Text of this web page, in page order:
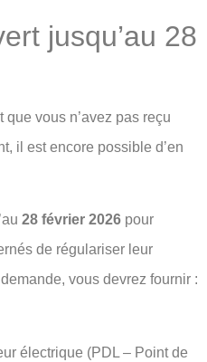
jusqu’au 28
vous n’avez pas reçu
il est encore possible d’en
28 février 2026 pour
de régulariser leur
vous devrez fournir :
électrique (PDL – Point de